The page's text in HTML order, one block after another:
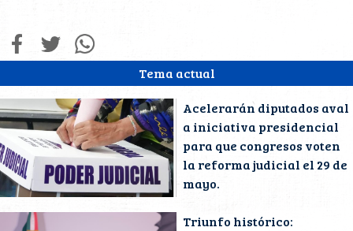
Tema actual
Acelerarán diputados aval
a iniciativa presidencial
para que congresos voten
la reforma judicial el 29 de
mayo.
Triunfo histórico: